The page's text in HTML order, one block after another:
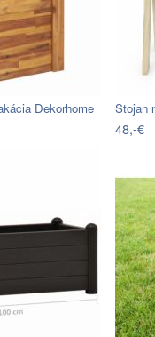
Dekorhome Stojan
48,-€